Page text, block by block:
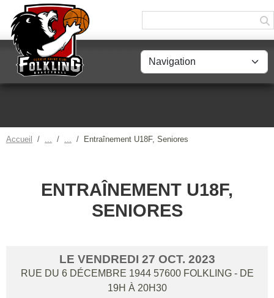
Accueil Entraînement U18F, Seniores
ENTRAÎNEMENT U18F,
SENIORES
LE VENDREDI 27 OCT. 2023
RUE DU 6 DÉCEMBRE 1944 57600 FOLKLING - DE
19H À 20H30
Panneau de gestion des cookies